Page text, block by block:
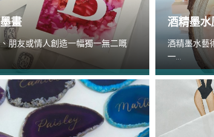
畫
朋友或情人創造一幅獨一無二嘅
酒精墨
酒精墨水藝
一...